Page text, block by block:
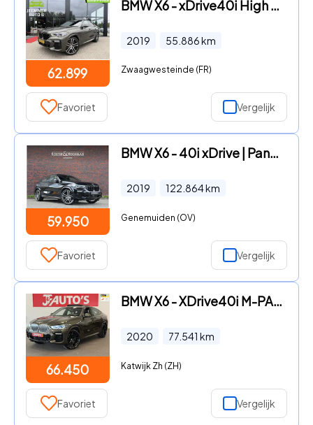
62.899
BMW X6 - xDrive40i High Executive | HUD | Laser | M sport|Pano
2019 55.886km
Zwaagwesteinde (FR)
Favoriet Vergelijk
59.950
BMW X6 - 40i xDrive | Pano - Massage - Bowers & Wilkins
2019 122.864km
Genemuiden (OV)
Favoriet Vergelijk
66.450
BMW X6 - XDrive40i M-PAKKET|NAVI/CAMERA|PANORAMA|LEER|CRUISE
2020 77.541 km
Katwijk Zh (ZH)
Favoriet Vergelijk